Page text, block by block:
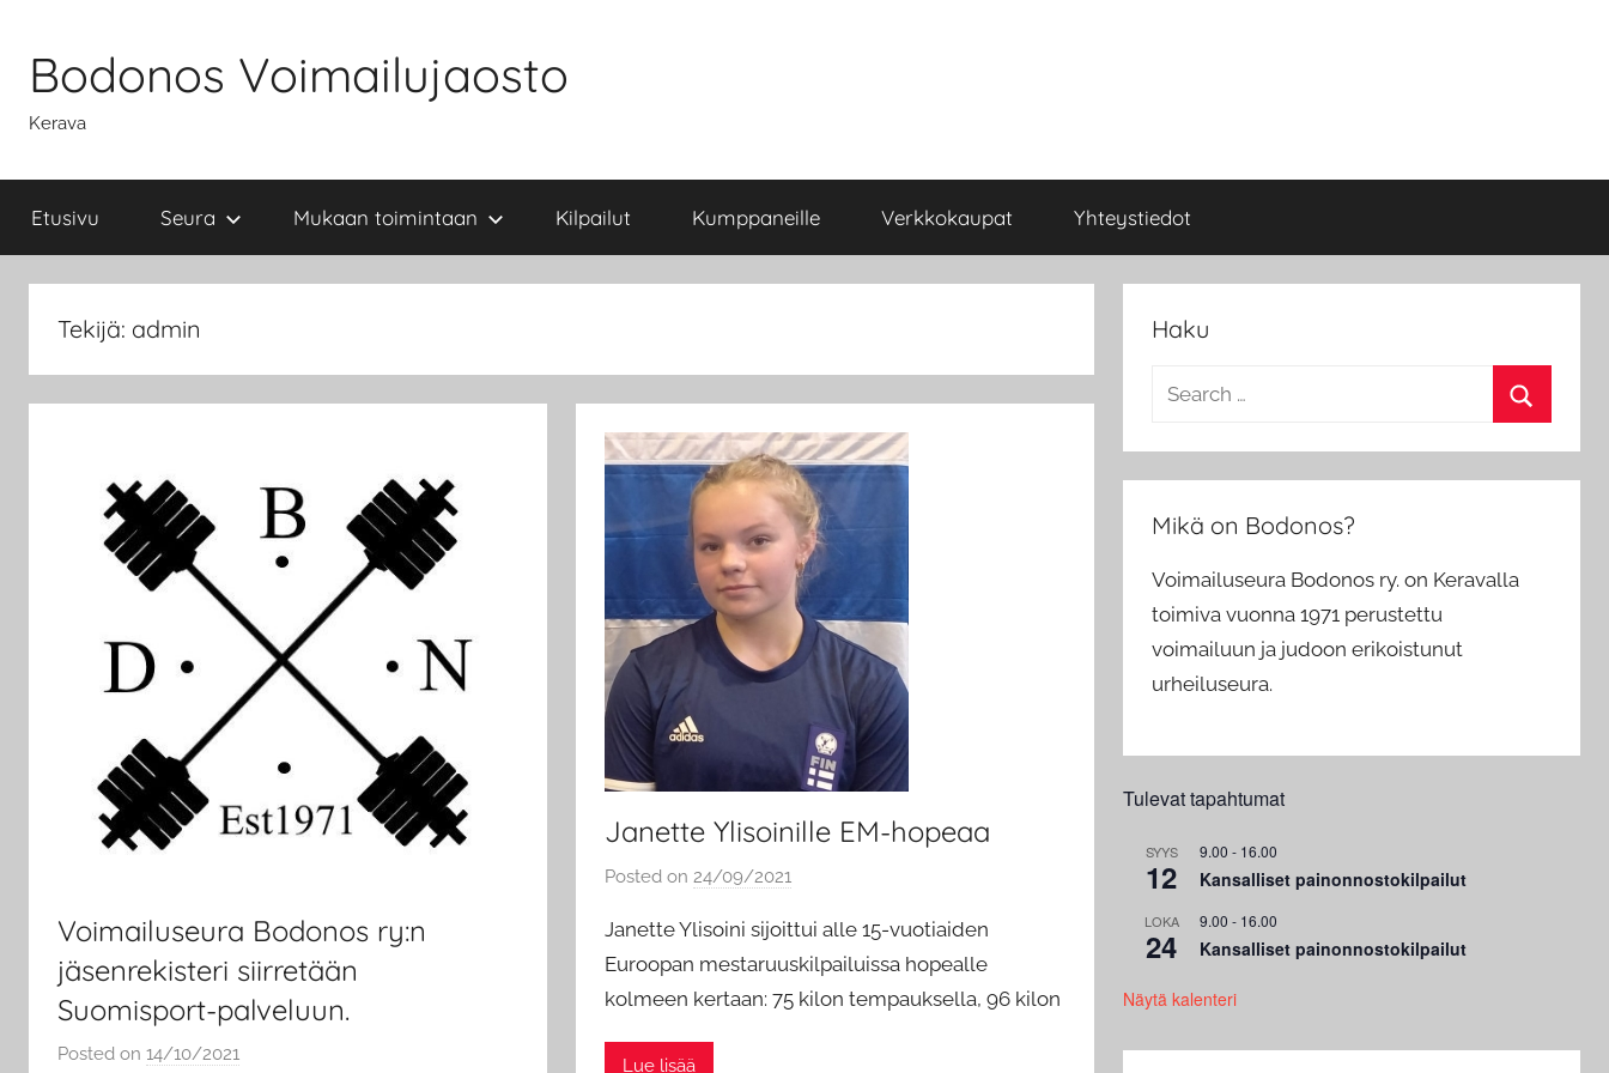
content
Bodonos Voimailujaosto
Kerava
Etusivu Seura Mukaan toimintaan Kilpailut Kumppaneille Verkkokaupat Yhteystiedot
Tekijä: admin
Voimailuseura Bodonos ry:n
jäsenrekisteri siirretään
Suomisport-palveluun.
Posted on 14/10/2021
Janette Ylisoinille EM-hopeaa
Posted on 24/09/2021
a
d
m
Janette Ylisoini sijoittui alle 15-vuotiaiden
Euroopan mestaruuskilpailuissa hopealle
kolmeen kertaan: 75 kilon tempauksella, 96 kilon
Lue lisää
Haku
Search
Mikä on Bodonos?
Voimailuseura Bodonos ry. on Keravalla
toimiva vuonna 1971 perustettu
voimailuun ja judoon erikoistunut
urheiluseura.
Tulevat tapahtumat
SYYS
12
9.00 - 16.00
Kansalliset painonnostokilpailut
LOKA
24
9.00 - 16.00
Kansalliset painonnostokilpailut
Näytä kalenteri